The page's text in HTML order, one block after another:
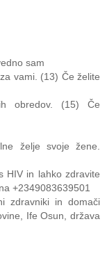
sam
vami. (13) Če želite
obredov. (15) Če
želje svoje žene.
HIV in lahko zdravite
+2349083639501
zdravniki in domači
Ife Osun, država